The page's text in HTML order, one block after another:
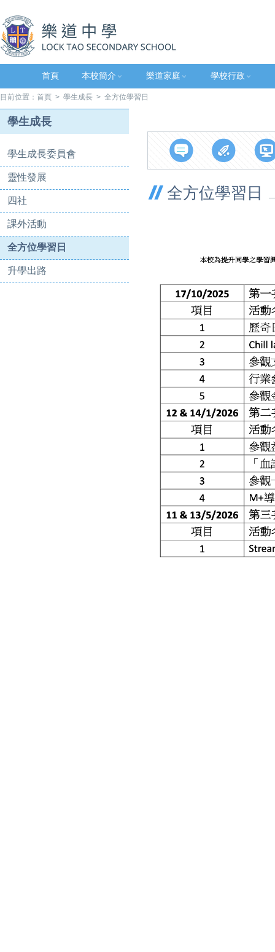
首頁 本校簡介 樂道家庭 學校行政
目前位置： 首頁 > 學生成長 > 全方位學習日
學生成長
學生成長委員會
靈性發展
四社
課外活動
全方位學習日
升學出路
全方位學習日